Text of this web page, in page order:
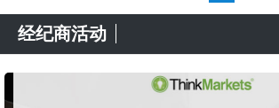
经纪商活动